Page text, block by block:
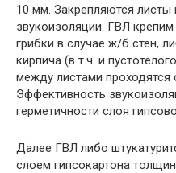
10 мм. Закрепляются листы
звукоизоляции. ГВЛ
грибки в случае ж/б стен,
кирпича (в т.ч. и
между листами
Эффективность
герметичности слоя
Далее ГВЛ либо
слоем гипсокартона